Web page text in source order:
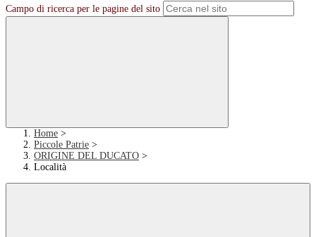
Campo di ricerca per le pagine del sito
Home >
Piccole Patrie >
ORIGINE DEL DUCATO >
Località